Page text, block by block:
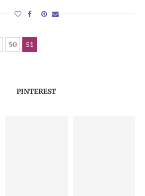
50 51
PINTEREST